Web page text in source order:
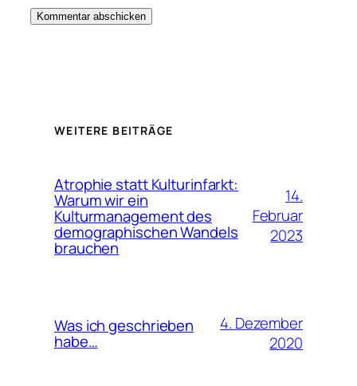
WEITERE BEITRÄGE
Atrophie statt Kulturinfarkt:
Warum wir ein
Kulturmanagement des
demographischen Wandels
brauchen
14.
Februar
2023
Was ich geschrieben
habe…
4. Dezember
2020